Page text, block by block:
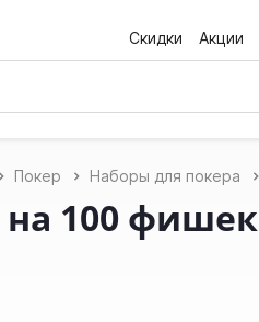
Скидки Акции
Покер Наборы для покера
на 100 фишек